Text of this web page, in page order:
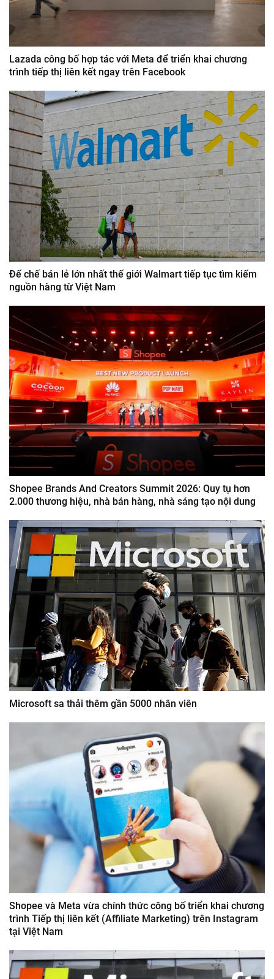
Lazada công bố hợp tác với Meta để triển khai chương
trình tiếp thị liên kết ngay trên Facebook
Đế chế bán lẻ lớn nhất thế giới Walmart tiếp tục tìm kiếm
nguồn hàng từ Việt Nam
Shopee Brands And Creators Summit 2026: Quy tụ hơn
2.000 thương hiệu, nhà bán hàng, nhà sáng tạo nội dung
Microsoft sa thải thêm gần 5000 nhân viên
Shopee và Meta vừa chính thức công bố triển khai chương
trình Tiếp thị liên kết (Affiliate Marketing) trên Instagram
tại Việt Nam